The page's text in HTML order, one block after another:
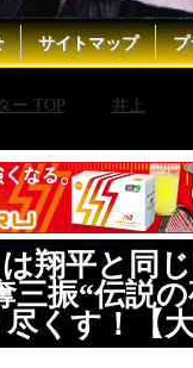
サイトマップ プ
ー TOP 井上
は翔平と同
三振“伝説
くす！【